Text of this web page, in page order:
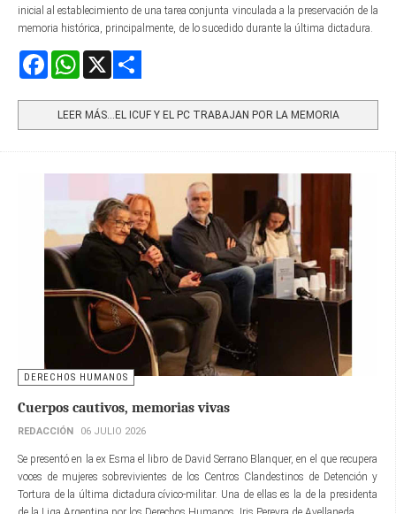
inicial al establecimiento de una tarea conjunta vinculada a la preservación de la
memoria histórica, principalmente, de lo sucedido durante la última dictadura.
FacebookWhatsApp
LEER MÁS…EL ICUF Y EL PC TRABAJAN POR LA MEMORIA
DERECHOS HUMANOS
Cuerpos cautivos, memorias vivas
REDACCIÓN 06 JULIO 2026
Se presentó en la ex Esma el libro de David Serrano Blanquer, en el que recupera
voces de mujeres sobrevivientes de los Centros Clandestinos de Detención y
Tortura de la última dictadura cívico-militar. Una de ellas es la de la presidenta